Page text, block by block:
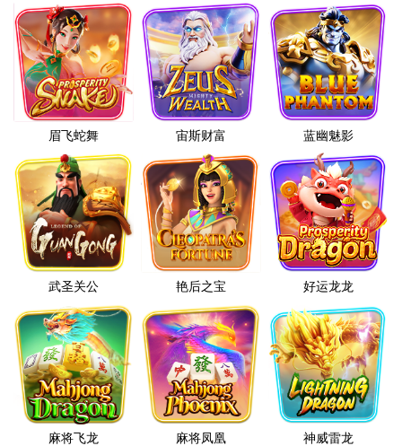
眉飞蛇舞 宙斯财富 蓝幽魅影
武圣关公 艳后之宝 好运龙龙
麻将飞龙 麻将凤凰 神威雷龙